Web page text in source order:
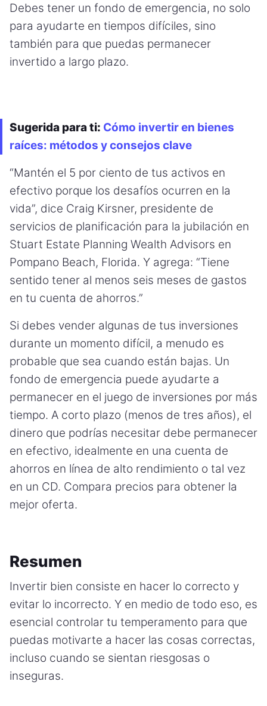
Debes tener un fondo de emergencia, no solo
para ayudarte en tiempos difíciles, sino
también para que puedas permanecer
invertido a largo plazo.
Sugerida para ti: Cómo invertir en bienes
raíces: métodos y consejos clave
“Mantén el 5 por ciento de tus activos en
efectivo porque los desafíos ocurren en la
vida”, dice Craig Kirsner, presidente de
servicios de planificación para la jubilación en
Stuart Estate Planning Wealth Advisors en
Pompano Beach, Florida. Y agrega: “Tiene
sentido tener al menos seis meses de gastos
en tu cuenta de ahorros.”
Si debes vender algunas de tus inversiones
durante un momento difícil, a menudo es
probable que sea cuando están bajas. Un
fondo de emergencia puede ayudarte a
permanecer en el juego de inversiones por más
tiempo. A corto plazo (menos de tres años), el
dinero que podrías necesitar debe permanecer
en efectivo, idealmente en una cuenta de
ahorros en línea de alto rendimiento o tal vez
en un CD. Compara precios para obtener la
mejor oferta.
Resumen
Invertir bien consiste en hacer lo correcto y
evitar lo incorrecto. Y en medio de todo eso, es
esencial controlar tu temperamento para que
puedas motivarte a hacer las cosas correctas,
incluso cuando se sientan riesgosas o
inseguras.